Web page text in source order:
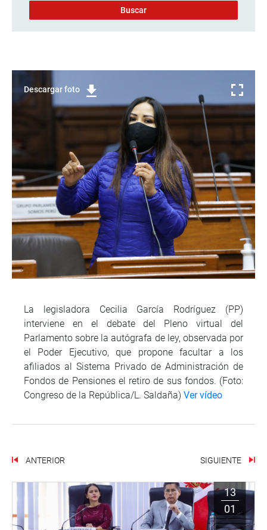
Descargar foto
La legisladora Cecilia García Rodríguez (PP)
interviene en el debate del Pleno virtual del
Parlamento sobre la autógrafa de ley, observada por
el Poder Ejecutivo, que propone facultar a los
afiliados al Sistema Privado de Administración de
Fondos de Pensiones el retiro de sus fondos. (Foto:
Congreso de la República/L. Saldaña) Ver vídeo
ANTERIOR SIGUIENTE
13
01